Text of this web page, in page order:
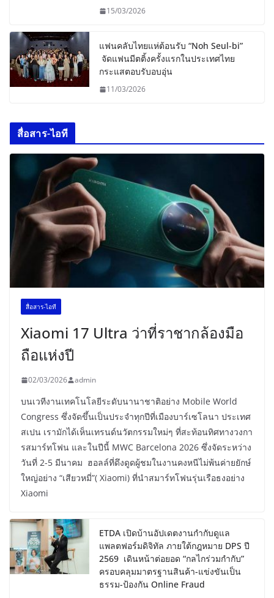
15/03/2026
แฟนคลับไทยแห่ต้อนรับ “Noh Seul-bi”
จัดแฟนมีตติ้งครั้งแรกในประเทศไทย
กระแสตอบรับอบอุ่น
11/03/2026
สื่อสาร-ไอที
สื่อสาร-ไอที
Xiaomi 17 Ultra ว่าที่ราชากล้องมือ
ถือแห่งปี
02/03/2026 admin
บนเวทีงานเทคโนโลยีระดับนานาชาติอย่าง Mobile World
Congress ซึ่งจัดขึ้นเป็นประจำทุกปีที่เมืองบาร์เซโลนา ประเทศ
สเปน เรามักได้เห็นเทรนด์นวัตกรรมใหม่ๆ ที่สะท้อนทิศทางวงกา
รสมาร์ทโฟน และในปีนี้ MWC Barcelona 2026 ซึ่งจัดระหว่าง
วันที่ 2-5 มีนาคม ฮอลล์ที่ดึงดูดผู้ชมในงานคงหนีไม่พ้นค่ายยักษ์
ใหญ่อย่าง “เสียวหมี่”( Xiaomi) ที่นำสมาร์ทโฟนรุ่นเรือธงอย่าง
Xiaomi
ETDA เปิดบ้านอัปเดตงานกำกับดูแล
แพลตฟอร์มดิจิทัล ภายใต้กฎหมาย DPS ปี
2569 เดินหน้าต่อยอด “กลไกร่วมกำกับ”
ครอบคลุมมาตรฐานสินค้า-แข่งขันเป็น
ธรรม-ป้องกัน Online Fraud